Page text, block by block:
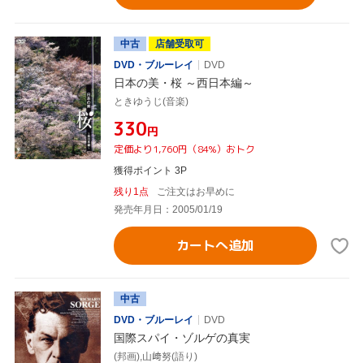
中古
店舗受取可
DVD・ブルーレイ
DVD
日本の美・桜 ～西日本編～
ときゆうじ(音楽)
¥330円
定価より1,760円（84%）おトク
獲得ポイント 3P
残り1点
ご注文はお早めに
発売年月日：2005/01/19
カートへ追加
中古
DVD・ブルーレイ
DVD
国際スパイ・ゾルゲの真実
(邦画),山﨑努(語り)